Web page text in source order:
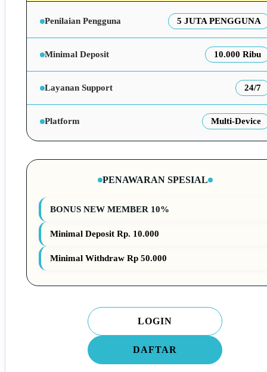
Penilaian Pengguna 5 JUTA PENGGUNA
Minimal Deposit 10.000 Ribu
Layanan Support 24/7
Platform Multi-Device
PENAWARAN SPESIAL
BONUS NEW MEMBER 10%
Minimal Deposit Rp. 10.000
Minimal Withdraw Rp 50.000
LOGIN
DAFTAR